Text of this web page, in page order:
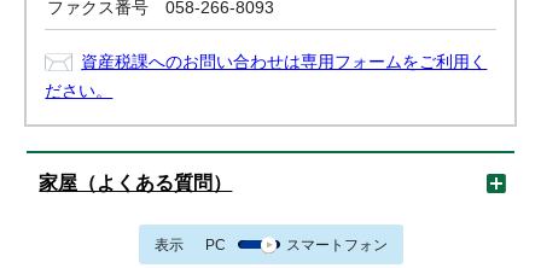
ファクス番号 058-266-8093
資産税課へのお問い合わせは専用フォームをご利用く
ださい。
家屋（よくある質問）
表示 PC スマートフォン